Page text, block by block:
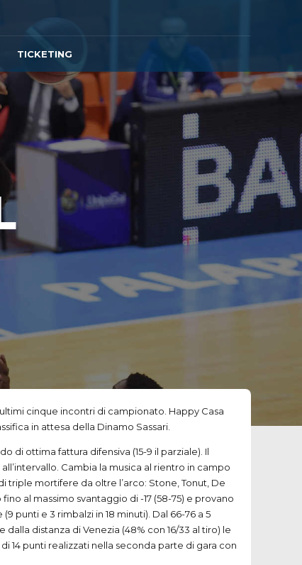
TICKETING
cinque incontri di campionato. Happy Casa
in attesa della Dinamo Sassari.
di ottima fattura difensiva (15-9 il parziale). Il
Cambia la musica al rientro in campo
triple mortifere da oltre l’arco: Stone, Tonut, De
al massimo svantaggio di -17 (58-75) e provano
punti e 3 rimbalzi in 18 minuti). Dal 66-76 a 5
distanza di Venezia (48% con 16/33 al tiro) le
14 punti realizzati nella seconda parte di gara con